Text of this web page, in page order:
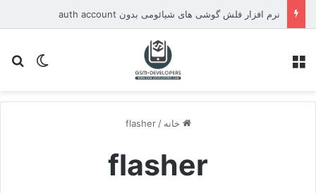
نرم افزار فلش گوشی های شیائومی بدون auth account
تغییر
خانه /
flasher
flasher